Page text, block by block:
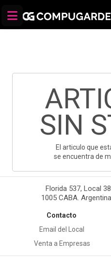
SIN
El articulo que
se encuentra de
Florida 537, Local
1005 CABA.
Contacto
Email del Local
Venta a Empresas